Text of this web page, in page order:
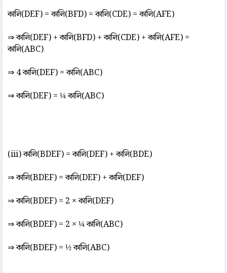
কালি(DEF) = কালি(BFD) = কালি(CDE) = কালি(AFE)
⇒ কালি(DEF) + কালি(BFD) + কালি(CDE) + কালি(AFE) =
কালি(ABC)
⇒ 4 কালি(DEF) = কালি(ABC)
⇒ কালি(DEF) = ¼ কালি(ABC)
(iii) কালি(BDEF) = কালি(DEF) + কালি(BDE)
⇒ কালি(BDEF) = কালি(DEF) + কালি(DEF)
⇒ কালি(BDEF) = 2 × কালি(DEF)
⇒ কালি(BDEF) = 2 × ¼ কালি(ABC)
⇒ কালি(BDEF) = ½ কালি(ABC)